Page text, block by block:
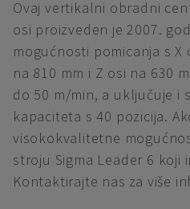
Ovaj vertikalni obradni
osi proizveden je 2007.
mogućnosti pomicanja s X
na 810 mm i Z osi na 630
do 50 m/min, a uključuje i
kapaciteta s 40 pozicija.
visokokvalitetne
stroju Sigma Leader 6 koji
Kontaktirajte nas za više